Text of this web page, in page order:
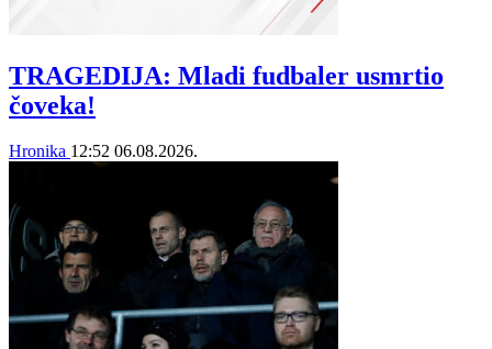
TRAGEDIJA: Mladi fudbaler usmrtio
čoveka!
Hronika 12:52 06.08.2026.